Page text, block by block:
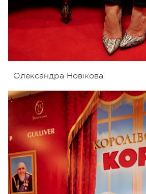
Олександра Новікова